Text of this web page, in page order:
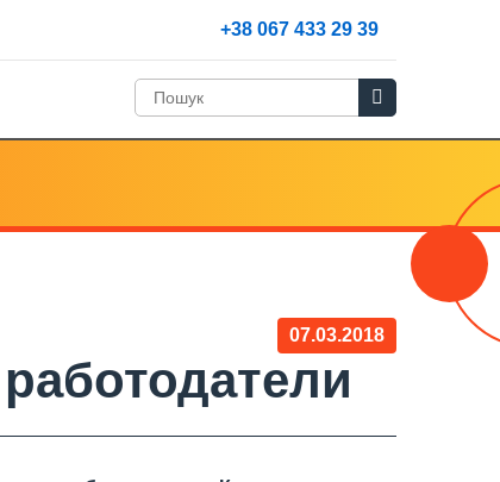
+38 067 433 29 39
07.03.2018